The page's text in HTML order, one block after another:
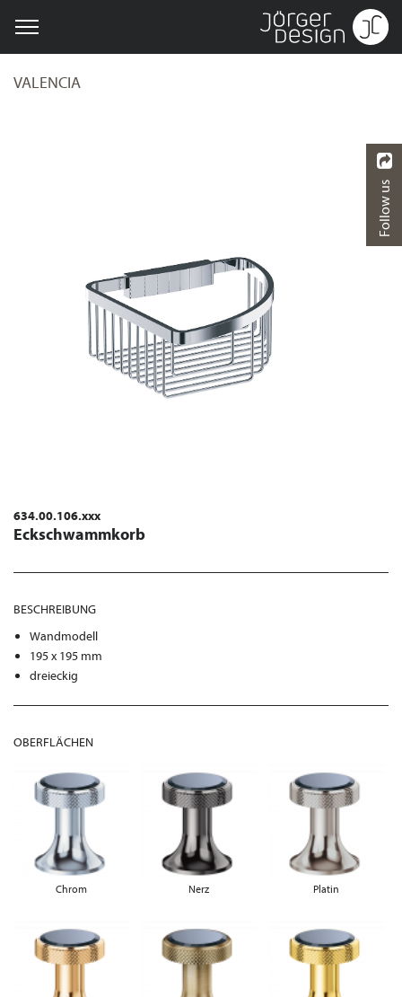
VALENCIA
634.00.106.xxx
Eckschwammkorb
BESCHREIBUNG
Wandmodell
195 x 195 mm
dreieckig
OBERFLÄCHEN
Chrom Nerz Platin
Follow us